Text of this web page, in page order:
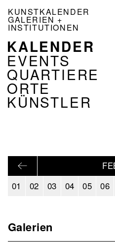
zum
Inhalt
KUNSTKALENDER
GALERIEN +
INSTITUTIONEN
NAVIGATION
KALENDER
DE
KALENDER
EVENTS
QUARTIERE
ORTE
KÜNSTLER
01
02 03 04 05 06
Galerien